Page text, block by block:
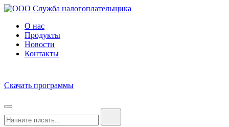
О нас
Продукты
Новости
Контакты
Скачать программы